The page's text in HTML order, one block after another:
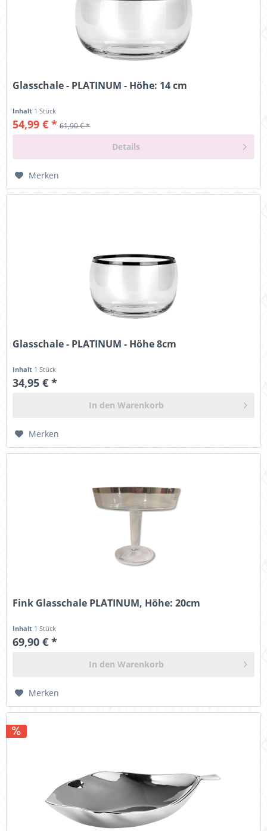
Glasschale - PLATINUM - Höhe: 14 cm
Inhalt 1 Stück
54,99 € * 61,90 € *
Details
Merken
Glasschale - PLATINUM - Höhe 8cm
Inhalt 1 Stück
34,95 € *
In den Warenkorb
Merken
Fink Glasschale PLATINUM, Höhe: 20cm
Inhalt 1 Stück
69,90 € *
In den Warenkorb
Merken